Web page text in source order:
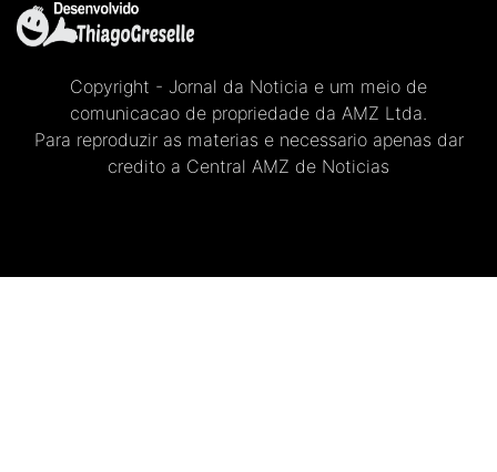
Copyright - Jornal da Noticia e um meio de
comunicacao de propriedade da AMZ Ltda.
Para reproduzir as materias e necessario apenas dar
credito a Central AMZ de Noticias